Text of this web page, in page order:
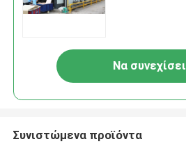
Να συνεχίσει
Συνιστώμενα προϊόντα